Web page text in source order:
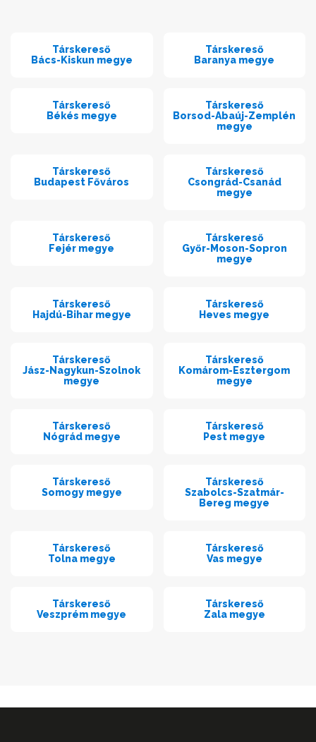
Társkereső
Bács-Kiskun megye
Társkereső
Baranya megye
Társkereső
Békés megye
Társkereső
Borsod-Abaúj-Zemplén
megye
Társkereső
Budapest Főváros
Társkereső
Csongrád-Csanád
megye
Társkereső
Fejér megye
Társkereső
Győr-Moson-Sopron
megye
Társkereső
Hajdú-Bihar megye
Társkereső
Heves megye
Társkereső
Jász-Nagykun-Szolnok
megye
Társkereső
Komárom-Esztergom
megye
Társkereső
Nógrád megye
Társkereső
Pest megye
Társkereső
Somogy megye
Társkereső
Szabolcs-Szatmár-
Bereg megye
Társkereső
Tolna megye
Társkereső
Vas megye
Társkereső
Veszprém megye
Társkereső
Zala megye